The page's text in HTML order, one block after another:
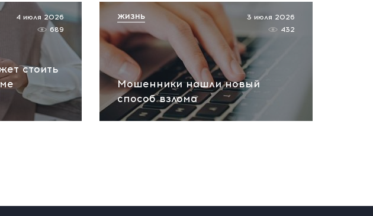
России! Сенсационное
заявление хакеров
вчера, 10:07
стоить
4 июля 2026
689
Мошенники нашли новый
способ взлома
3 июля 2026
432
ЖИЗНЬ